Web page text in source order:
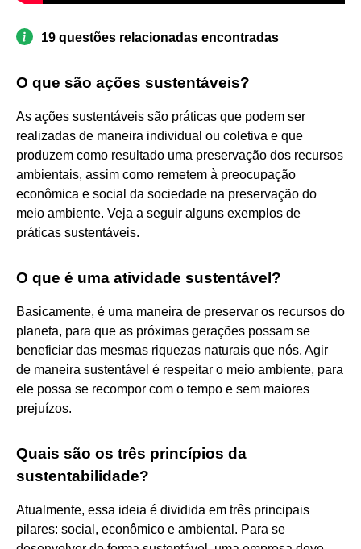
19 questões relacionadas encontradas
O que são ações sustentáveis?
As ações sustentáveis são práticas que podem ser
realizadas de maneira individual ou coletiva e que
produzem como resultado uma preservação dos recursos
ambientais, assim como remetem à preocupação
econômica e social da sociedade na preservação do
meio ambiente. Veja a seguir alguns exemplos de
práticas sustentáveis.
O que é uma atividade sustentável?
Basicamente, é uma maneira de preservar os recursos do
planeta, para que as próximas gerações possam se
beneficiar das mesmas riquezas naturais que nós. Agir
de maneira sustentável é respeitar o meio ambiente, para
ele possa se recompor com o tempo e sem maiores
prejuízos.
Quais são os três princípios da
sustentabilidade?
Atualmente, essa ideia é dividida em três principais
pilares: social, econômico e ambiental. Para se